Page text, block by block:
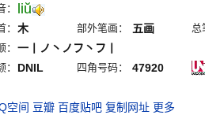
： liŭ
： 木 部外笔画： 五画 总
： 一丨ノ丶ノフ丶フ丨
： DNIL 四角号码： 47920
空间 豆瓣 百度贴吧 复制网址 更多